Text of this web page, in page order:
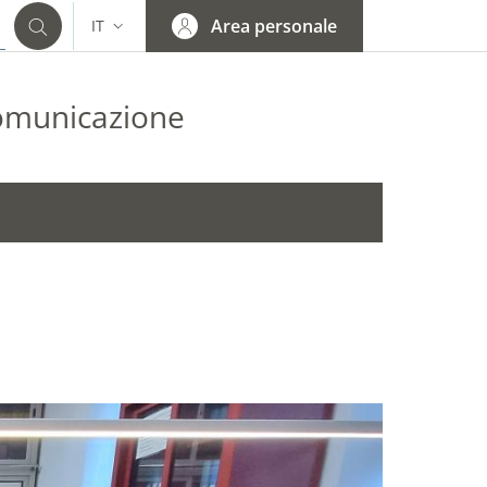
SELETTORE LINGUA: CURRENT LANGUAGE
IT Area personale